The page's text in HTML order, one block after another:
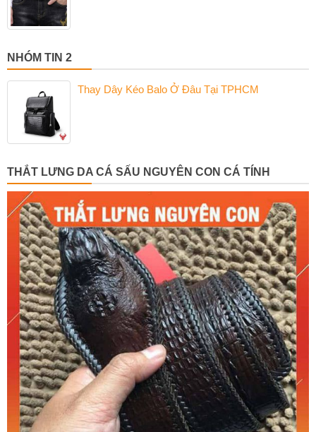
NHÓM TIN 2
Thay Dây Kéo Balo Ở Đâu Tại TPHCM
THẮT LƯNG DA CÁ SẤU NGUYÊN CON CÁ TÍNH